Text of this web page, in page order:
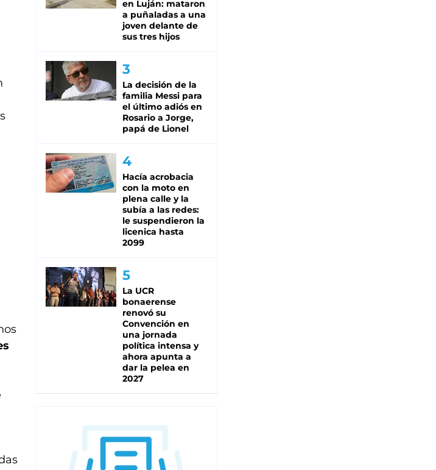
en Luján: mataron
a puñaladas a una
joven delante de
sus tres hijos
La decisión de la
familia Messi para
el último adiós en
Rosario a Jorge,
papá de Lionel
Hacía acrobacia
con la moto en
plena calle y la
subía a las redes:
le suspendieron la
licenica hasta
2099
La UCR
bonaerense
renovó su
Convención en
una jornada
política intensa y
ahora apunta a
dar la pelea en
2027